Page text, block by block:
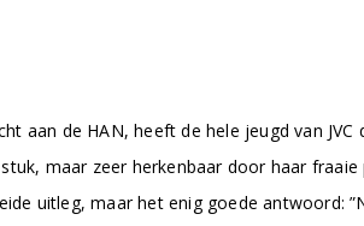
aan de HAN, heeft de hele jeugd van
maar zeer herkenbaar door haar
uitleg, maar het enig goede antwoord: